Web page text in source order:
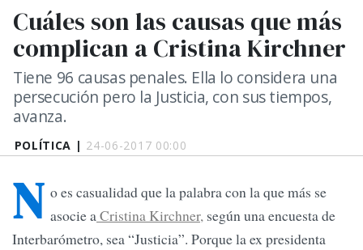
POLÍTICA | 24-06-2017 00:00
Cuáles son las causas que más
complican a Cristina Kirchner
Tiene 96 causas penales. Ella lo considera una
persecución pero la Justicia, con sus tiempos,
avanza.
N o es casualidad que la palabra con la que más se
asocie aCristina Kirchner, según una encuesta de
Interbarómetro, sea “Justicia”. Porque la ex presidenta